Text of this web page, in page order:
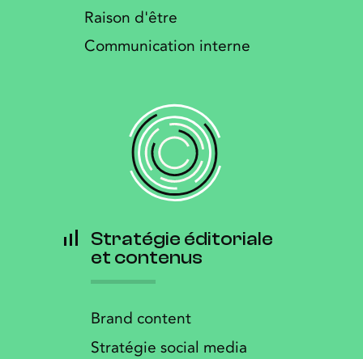
Raison d'être
Communication interne
Stratégie éditoriale
et contenus
Brand content
Stratégie social media